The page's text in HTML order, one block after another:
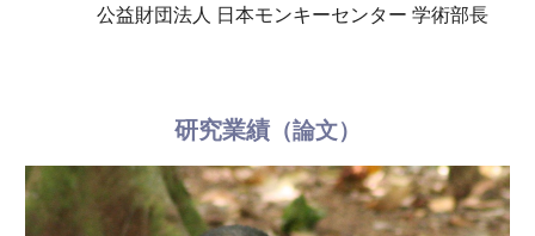
公益財団法人 日本モンキーセンター 学術部長
研究業績 （論文）